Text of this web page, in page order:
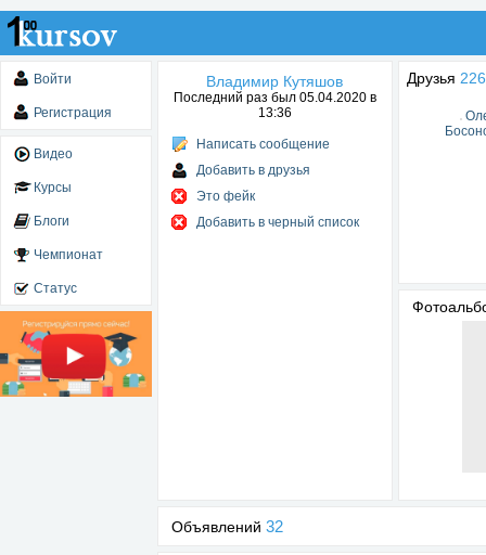
Войти
Регистрация
Видео
Курсы
Блоги
Чемпионат
Статус
Владимир Кутяшов
Последний раз был 05.04.2020 в
13:36
Написать сообщение
Добавить в друзья
Это фейк
Добавить в черный список
Друзья
Объявлений 32